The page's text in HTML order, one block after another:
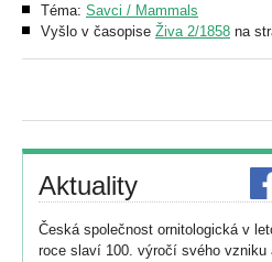
Téma: Savci / Mammals
Vyšlo v časopise Živa 2/1858 na
Aktuality
Česká společnost ornitologická v
roce slaví 100. výročí svého vzniku